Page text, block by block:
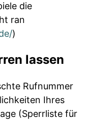
die
ran
)
lassen
Rufnummer
Ihres
(Sperrliste für